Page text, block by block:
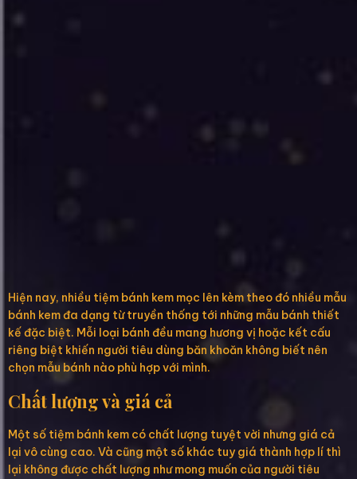
Hiện nay, nhiều tiệm bánh kem mọc lên kèm theo đó nhiều mẫu
bánh kem đa dạng từ truyền thống tới những mẫu bánh thiết
kế đặc biệt. Mỗi loại bánh đều mang hương vị hoặc kết cấu
riêng biệt khiến người tiêu dùng băn khoăn không biết nên
chọn mẫu bánh nào phù hợp với mình.
Chất lượng và giá cả
Một số tiệm bánh kem có chất lượng tuyệt vời nhưng giá cả
lại vô cùng cao. Và cũng một số khác tuy giá thành hợp lí thì
lại không được chất lượng như mong muốn của người tiêu